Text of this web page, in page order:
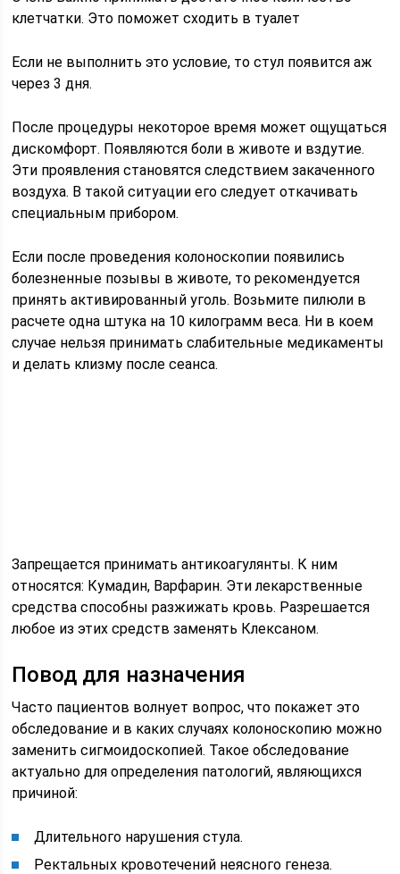
клетчатки. Это поможет сходить в туалет
Если не выполнить это условие, то стул появится аж
через 3 дня.
После процедуры некоторое время может ощущаться
дискомфорт. Появляются боли в животе и вздутие.
Эти проявления становятся следствием закаченного
воздуха. В такой ситуации его следует откачивать
специальным прибором.
Если после проведения колоноскопии появились
болезненные позывы в животе, то рекомендуется
принять активированный уголь. Возьмите пилюли в
расчете одна штука на 10 килограмм веса. Ни в коем
случае нельзя принимать слабительные медикаменты
и делать клизму после сеанса.
Запрещается принимать антикоагулянты. К ним
относятся: Кумадин, Варфарин. Эти лекарственные
средства способны разжижать кровь. Разрешается
любое из этих средств заменять Клексаном.
Повод для назначения
Часто пациентов волнует вопрос, что покажет это
обследование и в каких случаях колоноскопию можно
заменить сигмоидоскопией. Такое обследование
актуально для определения патологий, являющихся
причиной:
Длительного нарушения стула.
Ректальных кровотечений неясного генеза.